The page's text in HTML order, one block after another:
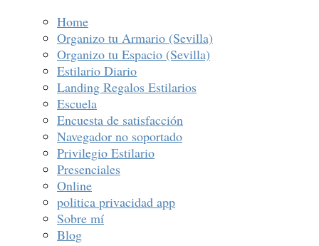
Home
Organizo tu Armario (Sevilla)
Organizo tu Espacio (Sevilla)
Estilario Diario
Landing Regalos Estilarios
Escuela
Encuesta de satisfacción
Navegador no soportado
Privilegio Estilario
Presenciales
Online
politica privacidad app
Sobre mí
Blog